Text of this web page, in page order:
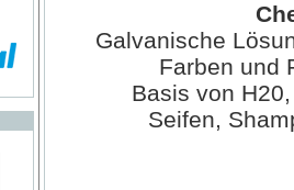
Galvanische
Farben und
Basis von
Seifen,